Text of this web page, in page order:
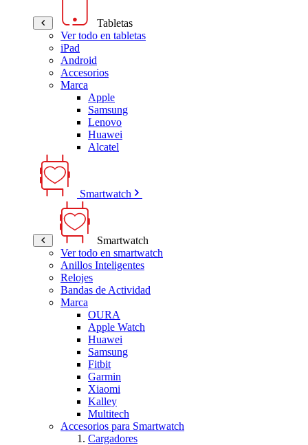
Tabletas
Ver todo en tabletas
iPad
Android
Accesorios
Marca
Apple
Samsung
Lenovo
Huawei
Alcatel
Smartwatch
Smartwatch
Ver todo en smartwatch
Anillos Inteligentes
Relojes
Bandas de Actividad
Marca
OURA
Apple Watch
Huawei
Samsung
Fitbit
Garmin
Xiaomi
Kalley
Multitech
Accesorios para Smartwatch
Cargadores